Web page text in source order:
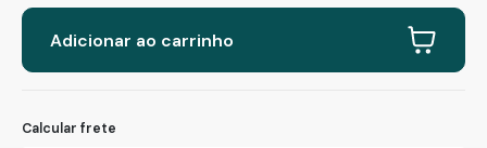
Adicionar ao carrinho
Calcular frete